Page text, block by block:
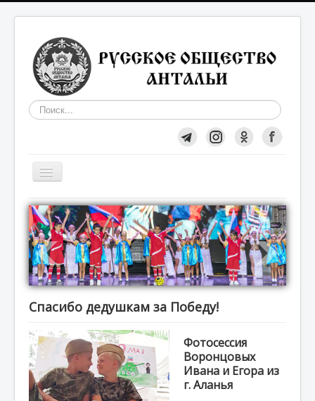
Искать...
Включить/
выключить
навигацию
Общество
О нас
Фото
Консульство
Жизнь общества
Спасибо дедушкам за Победу!
Фотосессия
Воронцовых
Ивана и Егора из
г. Аланья